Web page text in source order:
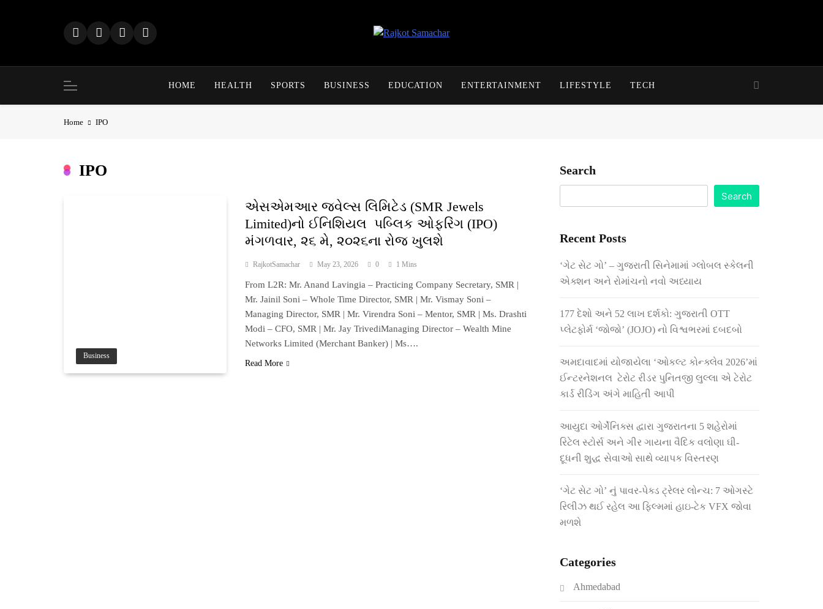
HOME HEALTH SPORTS BUSINESS EDUCATION ENTERTAINMENT LIFESTYLE TECH
Home IPO
IPO
Business
એસએમઆર જ્વેલ્સ લિમિટેડ (SMR Jewels
Limited)નો ઈનિશિયલ પબ્લિક ઓફરિંગ (IPO)
મંગળવાર, ૨૬ મે, ૨૦૨૬ના રોજ ખુલશે
RajkotSamachar May 23, 2026 0 1 Mins
From L2R: Mr. Anand Lavingia – Practicing Company Secretary, SMR |
Mr. Jainil Soni – Whole Time Director, SMR | Mr. Vismay Soni –
Managing Director, SMR | Mr. Virendra Soni – Mentor, SMR | Ms. Drashti
Modi – CFO, SMR | Mr. Jay TrivediManaging Director – Wealth Mine
Networks Limited (Merchant Banker) | Ms….
Read More
Search
Search
Recent Posts
‘ગેટ સેટ ગો’ – ગુજરાતી સિનેમામાં ગ્લોબલ સ્કેલની
એક્શન અને રોમાંચનો નવો અધ્યાય
177 દેશો અને 52 લાખ દર્શકો: ગુજરાતી OTT
પ્લેટફોર્મ ‘જોજો’ (JOJO) નો વિશ્વભરમાં દબદબો
અમદાવાદમાં યોજાયેલા ‘ઓકલ્ટ કોન્ક્લેવ 2026’માં
ઈન્ટરનેશનલ ટેરોટ રીડર પુનિતજી લુલ્લા એ ટેરોટ
કાર્ડ રીડિંગ અંગે માહિતી આપી
આયુદા ઓર્ગેનિક્સ દ્વારા ગુજરાતના 5 શહેરોમાં
રિટેલ સ્ટોર્સ અને ગીર ગાયના વૈદિક વલોણા ઘી-
દૂધની શુદ્ધ સેવાઓ સાથે વ્યાપક વિસ્તરણ
‘ગેટ સેટ ગો’ નું પાવર-પેક્ડ ટ્રેલર લોન્ચ: 7 ઓગસ્ટે
રિલીઝ થઈ રહેલ આ ફિલ્મમાં હાઇ-ટેક VFX જોવા
મળશે
Categories
Ahmedabad